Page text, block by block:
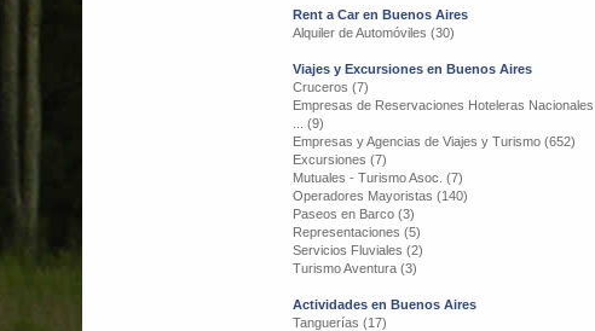
Rent a Car en Buenos Aires
Alquiler de Automóviles (30)
Viajes y Excursiones en Buenos Aires
Cruceros (7)
Empresas de Reservaciones Hoteleras Nacionales
... (9)
Empresas y Agencias de Viajes y Turismo (652)
Excursiones (7)
Mutuales - Turismo Asoc. (7)
Operadores Mayoristas (140)
Paseos en Barco (3)
Representaciones (5)
Servicios Fluviales (2)
Turismo Aventura (3)
Actividades en Buenos Aires
Tanguerías (17)